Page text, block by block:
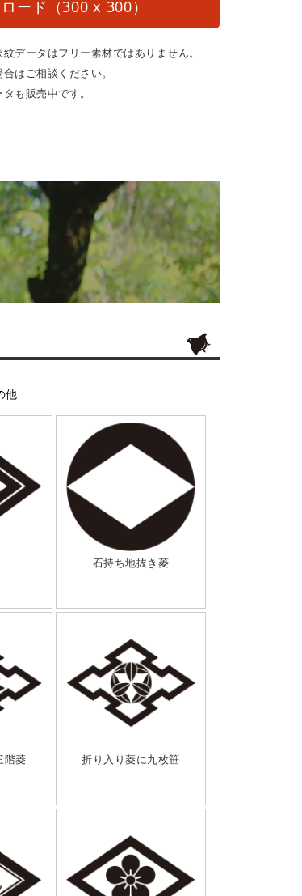
ード（300 x 300）
データはフリー素材ではありません。
はご相談ください。
も販売中です。
他
石持ち地抜き菱
階菱 折り入り菱に九枚笹